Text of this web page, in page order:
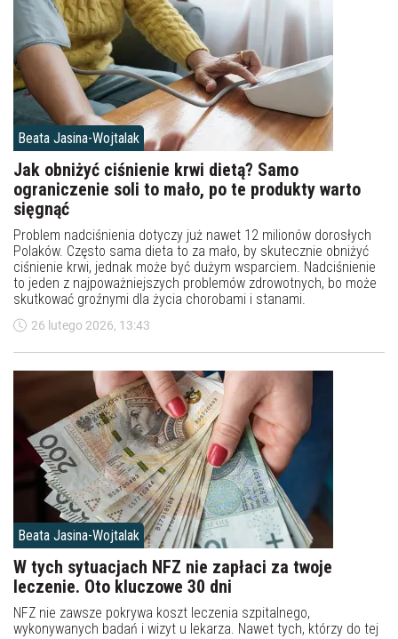
Beata Jasina-Wojtalak
Jak obniżyć ciśnienie krwi dietą? Samo
ograniczenie soli to mało, po te produkty warto
sięgnąć
Problem nadciśnienia dotyczy już nawet 12 milionów dorosłych
Polaków. Często sama dieta to za mało, by skutecznie obniżyć
ciśnienie krwi, jednak może być dużym wsparciem. Nadciśnienie
to jeden z najpoważniejszych problemów zdrowotnych, bo może
skutkować groźnymi dla życia chorobami i stanami.
26 lutego 2026, 13:43
Beata Jasina-Wojtalak
W tych sytuacjach NFZ nie zapłaci za twoje
leczenie. Oto kluczowe 30 dni
NFZ nie zawsze pokrywa koszt leczenia szpitalnego,
wykonywanych badań i wizyt u lekarza. Nawet tych, którzy do tej